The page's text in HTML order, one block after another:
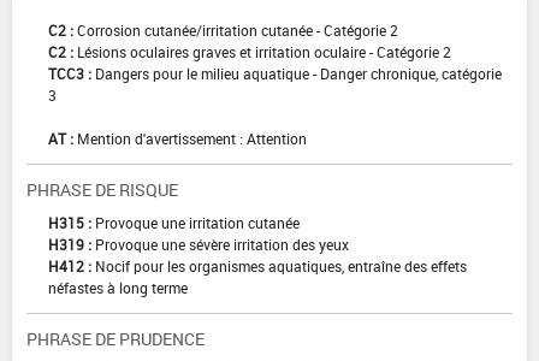
C2 :Corrosion cutanée/irritation cutanée - Catégorie 2
C2 : Lésions oculaires graves et irritation oculaire - Catégorie 2
TCC3 : Dangers pour le milieu aquatique - Danger chronique, catégorie
3
AT : Mention d'avertissement : Attention
PHRASE DE RISQUE
H315 : Provoque une irritation cutanée
H319 : Provoque une sévère irritation des yeux
H412 : Nocif pour les organismes aquatiques, entraîne des effets
néfastes à long terme
PHRASE DE PRUDENCE